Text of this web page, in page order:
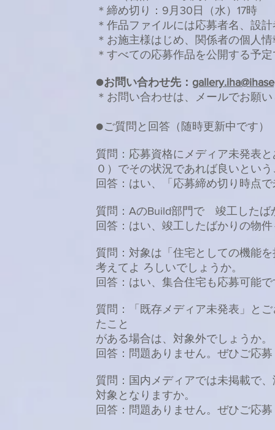
＊締め切り：9月30日（水）17時
＊作品ファイルには応募者名、設
＊お施主様はじめ、関係者の個人
＊すべての応募作品を公開する予
●お問い合わせ先：
＊お問い合わせは、メールでお願
●ご質問と回答（随時更新中です）
質問：応募資格にメディア未発表
０）でその状況であれば良いとい
回答：はい、「応募締め切り時点
質問：AのBuild部門で 竣工したば
回答：はい、竣工したばかりの物
質問：対象は「住宅としての機能
考えてよ ろしいでしょうか。
回答：はい、集合住宅も応募可能
質問：「既存メディア未発表」と
たこと
がある場合は、対象外でしょうか。
回答：問題ありません。ぜひご応
質問：国内メディアでは未掲載で
対象となりますか。
回答：問題ありません。ぜひご応